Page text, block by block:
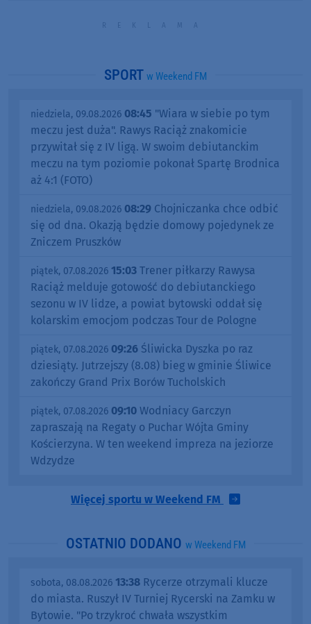
SPORT w Weekend FM
niedziela, 09.08.2026 08:45 "Wiara w siebie po tym
meczu jest duża". Rawys Raciąż znakomicie
przywitał się z IV ligą. W swoim debiutanckim
meczu na tym poziomie pokonał Spartę Brodnica
aż 4:1 (FOTO)
niedziela, 09.08.2026 08:29 Chojniczanka chce odbić
się od dna. Okazją będzie domowy pojedynek ze
Zniczem Pruszków
piątek, 07.08.2026 15:03 Trener piłkarzy Rawysa
Raciąż melduje gotowość do debiutanckiego
sezonu w IV lidze, a powiat bytowski oddał się
kolarskim emocjom podczas Tour de Pologne
piątek, 07.08.2026 09:26 Śliwicka Dyszka po raz
dziesiąty. Jutrzejszy (8.08) bieg w gminie Śliwice
zakończy Grand Prix Borów Tucholskich
piątek, 07.08.2026 09:10 Wodniacy Garczyn
zapraszają na Regaty o Puchar Wójta Gminy
Kościerzyna. W ten weekend impreza na jeziorze
Wdzydze
Więcej sportu w Weekend FM
OSTATNIO DODANO w Weekend FM
sobota, 08.08.2026 13:38 Rycerze otrzymali klucze
do miasta. Ruszył IV Turniej Rycerski na Zamku w
Bytowie. "Po trzykroć chwała wszystkim